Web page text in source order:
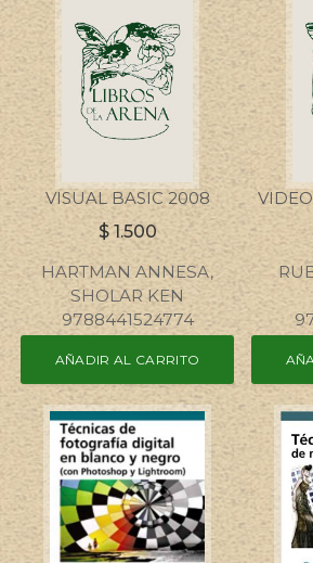
VISUAL BASIC 2008
$1.500
HARTMAN ANNESA,
SHOLAR KEN
9788441524774
AÑADIR AL CARRITO